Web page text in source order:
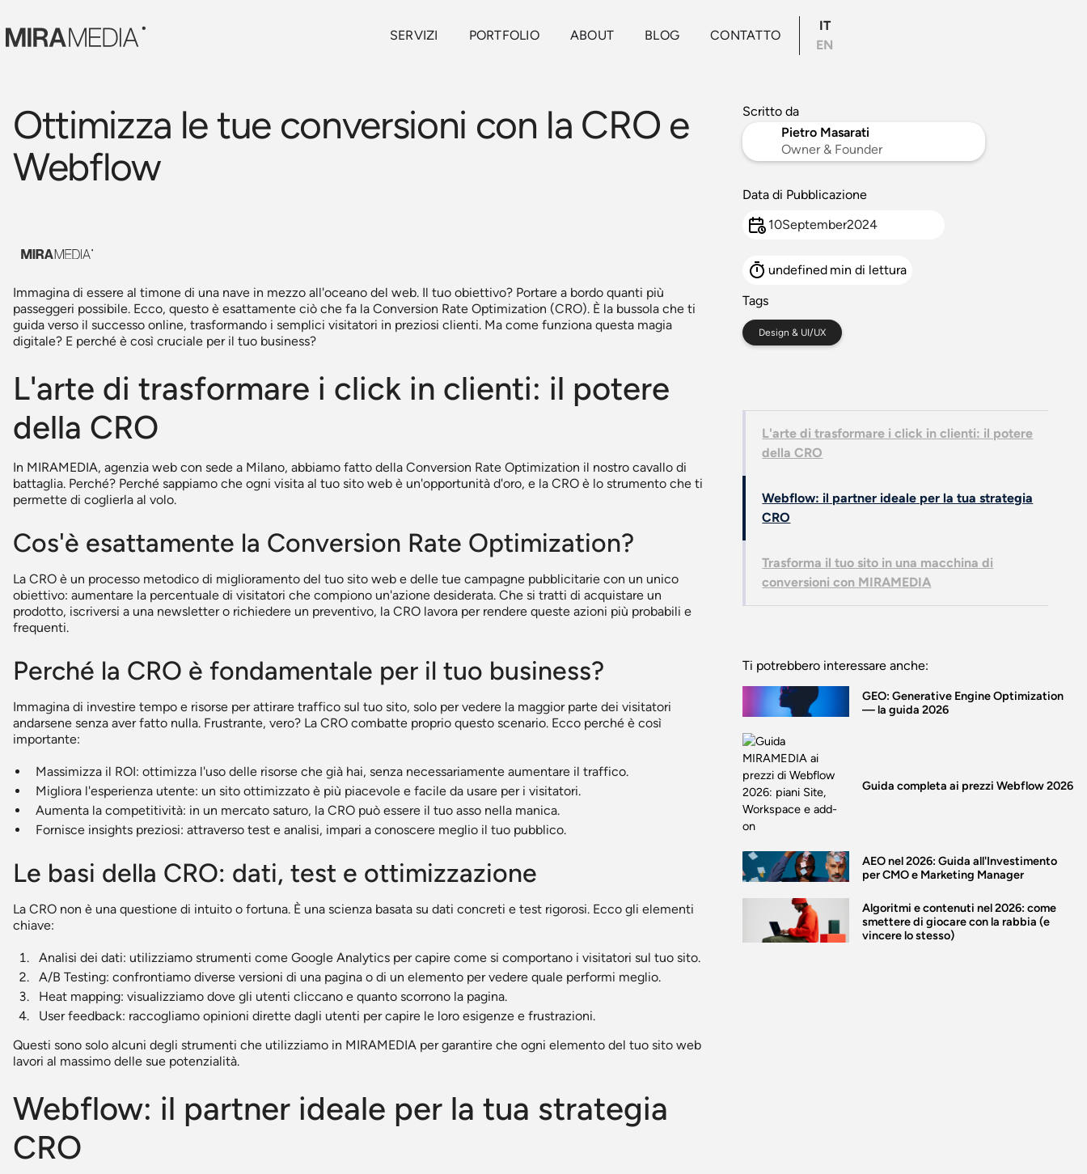
SERVIZI PORTFOLIO ABOUT BLOG CONTATTO
IT
EN
Ottimizza le tue conversioni con la CRO e
Webflow
Immagina di essere al timone di una nave in mezzo all'oceano del web. Il tuo obiettivo? Portare a bordo quanti più
passeggeri possibile. Ecco, questo è esattamente ciò che fa la Conversion Rate Optimization (CRO). È la bussola che ti
guida verso il successo online, trasformando i semplici visitatori in preziosi clienti. Ma come funziona questa magia
digitale? E perché è così cruciale per il tuo business?
L'arte di trasformare i click in clienti: il potere
della CRO
In MIRAMEDIA, agenzia web con sede a Milano, abbiamo fatto della Conversion Rate Optimization il nostro cavallo di
battaglia. Perché? Perché sappiamo che ogni visita al tuo sito web è un'opportunità d'oro, e la CRO è lo strumento che ti
permette di coglierla al volo.
Cos'è esattamente la Conversion Rate Optimization?
La CRO è un processo metodico di miglioramento del tuo sito web e delle tue campagne pubblicitarie con un unico
obiettivo: aumentare la percentuale di visitatori che compiono un'azione desiderata. Che si tratti di acquistare un
prodotto, iscriversi a una newsletter o richiedere un preventivo, la CRO lavora per rendere queste azioni più probabili e
frequenti.
Perché la CRO è fondamentale per il tuo business?
Immagina di investire tempo e risorse per attirare traffico sul tuo sito, solo per vedere la maggior parte dei visitatori
andarsene senza aver fatto nulla. Frustrante, vero? La CRO combatte proprio questo scenario. Ecco perché è così
importante:
Massimizza il ROI: ottimizza l'uso delle risorse che già hai, senza necessariamente aumentare il traffico.
Migliora l'esperienza utente: un sito ottimizzato è più piacevole e facile da usare per i visitatori.
Aumenta la competitività: in un mercato saturo, la CRO può essere il tuo asso nella manica.
Fornisce insights preziosi: attraverso test e analisi, impari a conoscere meglio il tuo pubblico.
Le basi della CRO: dati, test e ottimizzazione
La CRO non è una questione di intuito o fortuna. È una scienza basata su dati concreti e test rigorosi. Ecco gli elementi
chiave:
Analisi dei dati: utilizziamo strumenti come Google Analytics per capire come si comportano i visitatori sul tuo sito.
A/B Testing: confrontiamo diverse versioni di una pagina o di un elemento per vedere quale performi meglio.
Heat mapping: visualizziamo dove gli utenti cliccano e quanto scorrono la pagina.
User feedback: raccogliamo opinioni dirette dagli utenti per capire le loro esigenze e frustrazioni.
Questi sono solo alcuni degli strumenti che utilizziamo in MIRAMEDIA per garantire che ogni elemento del tuo sito web
lavori al massimo delle sue potenzialità.
Webflow: il partner ideale per la tua strategia
CRO
Scritto da
Pietro Masarati
Owner & Founder
Data di Pubblicazione
10September2024
undefined min di lettura
Tags
Design & UI/UX
L'arte di trasformare i click in clienti: il potere
della CRO
Webflow: il partner ideale per la tua strategia
CRO
Trasforma il tuo sito in una macchina di
conversioni con MIRAMEDIA
Ti potrebbero interessare anche:
GEO: Generative Engine Optimization
— la guida 2026
Guida completa ai prezzi Webflow 2026
AEO nel 2026: Guida all'Investimento
per CMO e Marketing Manager
Algoritmi e contenuti nel 2026: come
smettere di giocare con la rabbia (e
vincere lo stesso)